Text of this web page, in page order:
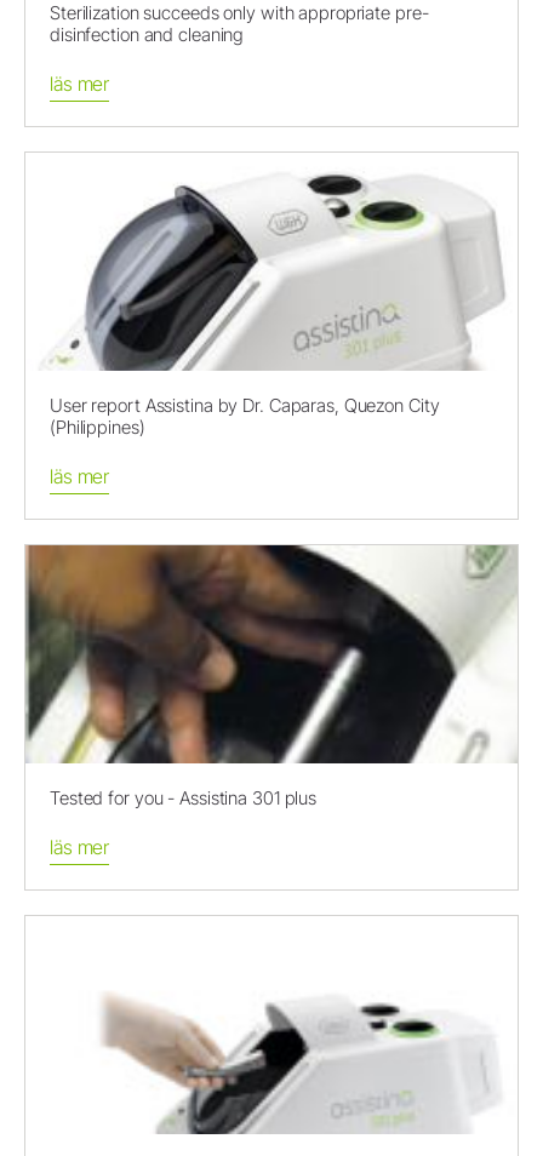
Sterilization succeeds only with appropriate pre-
disinfection and cleaning
läs mer
User report Assistina by Dr. Caparas, Quezon City
(Philippines)
läs mer
Tested for you - Assistina 301 plus
läs mer